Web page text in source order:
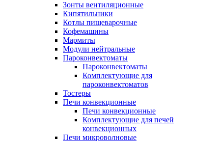
Зонты вентиляционные
Кипятильники
Котлы пищеварочные
Кофемашины
Мармиты
Модули нейтральные
Пароконвектоматы
Пароконвектоматы
Комплектующие для
пароконвектоматов
Тостеры
Печи конвекционные
Печи конвекционные
Комплектующие для печей
конвекционных
Печи микроволновые